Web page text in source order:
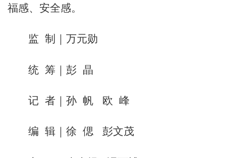
福感、安全感。
监 制｜万元勋
统 筹｜彭 晶
记 者｜孙 帆 欧 峰
编 辑｜徐 偲 彭文茂